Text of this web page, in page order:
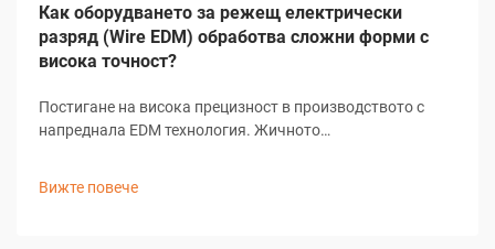
Как оборудването за режещ електрически
разряд (Wire EDM) обработва сложни форми с
висока точност?
Постигане на висока прецизност в производството с
напреднала EDM технология. Жичното
прецизно производство и предлага безпрецедентни
Вижте повече